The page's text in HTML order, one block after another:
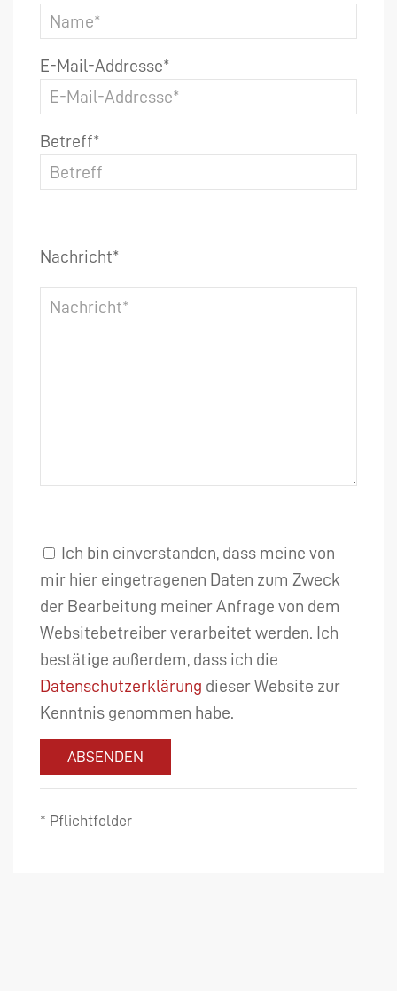
E-Mail-Addresse*
Betreff*
Nachricht*
Ich bin einverstanden, dass meine von
mir hier eingetragenen Daten zum Zweck
der Bearbeitung meiner Anfrage von dem
Websitebetreiber verarbeitet werden. Ich
bestätige außerdem, dass ich die
Datenschutzerklärung dieser Website zur
Kenntnis genommen habe.
ABSENDEN
* Pflichtfelder